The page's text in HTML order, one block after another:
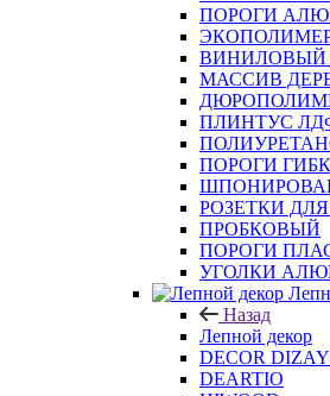
ПОРОГИ
ВИНИЛОВЫЙ
МАССИВ
ПЛИНТУС
ПОРОГИ
РОЗЕТКИ ДЛЯ
ПРОБКОВЫЙ
ПОРОГИ
УГОЛКИ
Назад
Лепной декор
DECOR
DEARTIO